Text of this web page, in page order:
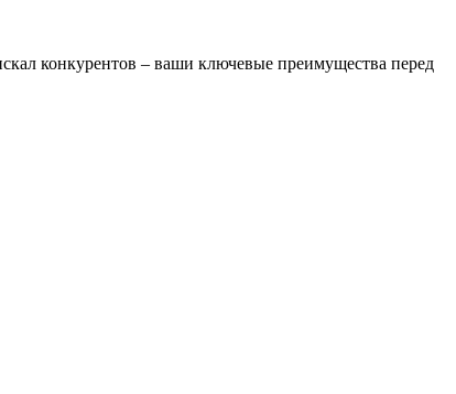
конкурентов – ваши ключевые преимущества перед